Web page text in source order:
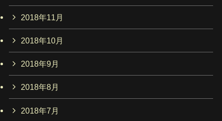
2018年11月
2018年10月
2018年9月
2018年8月
2018年7月